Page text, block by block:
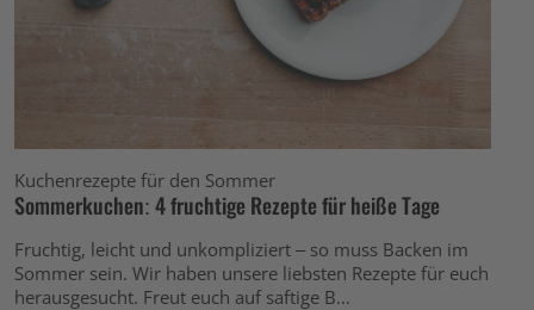
Kuchenrezepte für den Sommer
Sommerkuchen: 4 fruchtige Rezepte für heiße Tage
Fruchtig, leicht und unkompliziert – so muss Backen im
Sommer sein. Wir haben unsere liebsten Rezepte für euch
herausgesucht. Freut euch auf saftige B...